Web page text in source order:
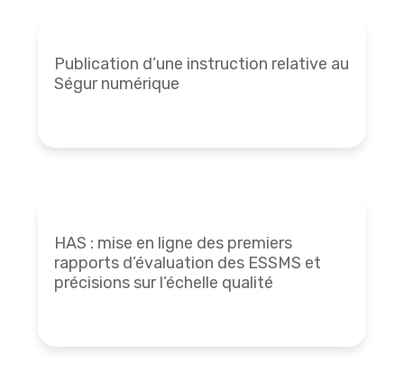
Publication d’une instruction relative au
Ségur numérique
HAS : mise en ligne des premiers
rapports d’évaluation des ESSMS et
précisions sur l’échelle qualité